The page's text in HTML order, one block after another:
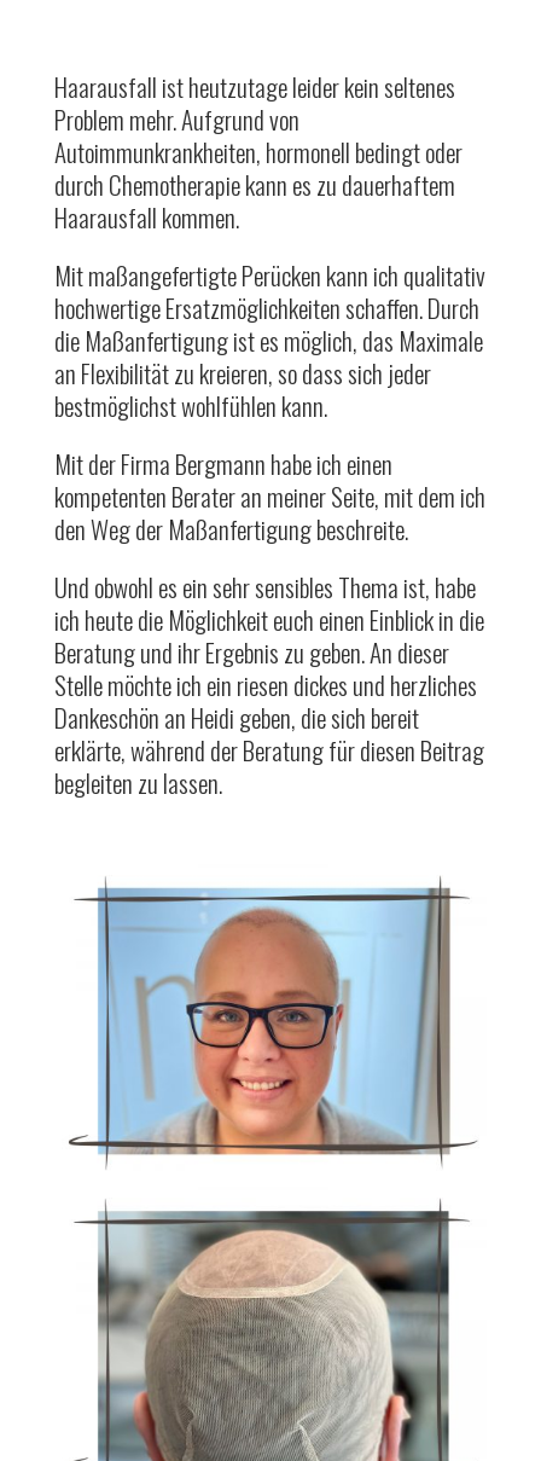
Haarausfall ist heutzutage leider kein seltenes
Problem mehr. Aufgrund von
Autoimmunkrankheiten, hormonell bedingt oder
durch Chemotherapie kann es zu dauerhaftem
Haarausfall kommen.
Mit maßangefertigte Perücken kann ich qualitativ
hochwertige Ersatzmöglichkeiten schaffen. Durch
die Maßanfertigung ist es möglich, das Maximale
an Flexibilität zu kreieren, so dass sich jeder
bestmöglichst wohlfühlen kann.
Mit der Firma Bergmann habe ich einen
kompetenten Berater an meiner Seite, mit dem ich
den Weg der Maßanfertigung beschreite.
Und obwohl es ein sehr sensibles Thema ist, habe
ich heute die Möglichkeit euch einen Einblick in die
Beratung und ihr Ergebnis zu geben. An dieser
Stelle möchte ich ein riesen dickes und herzliches
Dankeschön an Heidi geben, die sich bereit
erklärte, während der Beratung für diesen Beitrag
begleiten zu lassen.